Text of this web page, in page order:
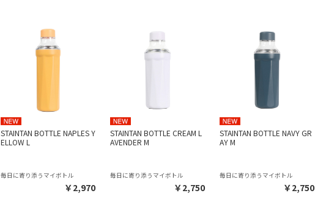
STAINTAN BOTTLE NAPLES Y
ELLOW L
毎日に寄り添うマイボトル
￥2,970
STAINTAN BOTTLE CREAM L
AVENDER M
毎日に寄り添うマイボトル
￥2,750
STAINTAN BOTTLE NAVY GR
AY M
毎日に寄り添うマイボトル
￥2,750